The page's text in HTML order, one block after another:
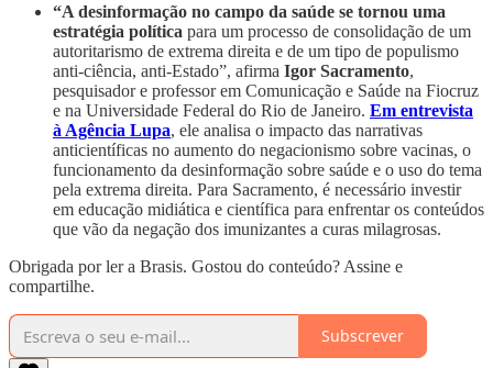
“A desinformação no campo da saúde se tornou uma
estratégia política para um processo de consolidação de um
autoritarismo de extrema direita e de um tipo de populismo
anti-ciência, anti-Estado”, afirma Igor Sacramento,
pesquisador e professor em Comunicação e Saúde na Fiocruz
e na Universidade Federal do Rio de Janeiro. Em entrevista
à Agência Lupa, ele analisa o impacto das narrativas
anticientíficas no aumento do negacionismo sobre vacinas, o
funcionamento da desinformação sobre saúde e o uso do tema
pela extrema direita. Para Sacramento, é necessário investir
em educação midiática e científica para enfrentar os conteúdos
que vão da negação dos imunizantes a curas milagrosas.
Obrigada por ler a Brasis. Gostou do conteúdo? Assine e
compartilhe.
Subscrever